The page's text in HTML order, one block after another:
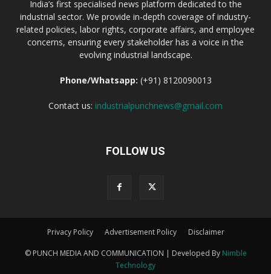
India’s first specialised news platform dedicated to the
industrial sector. We provide in-depth coverage of industry-
related policies, labor rights, corporate affairs, and employee
concerns, ensuring every stakeholder has a voice in the
evolving industrial landscape.
Phone/Whatsapp: (+91) 8120090013
Contact us: industrialpunchnews@gmail.com
FOLLOW US
Privacy Policy Advertisement Policy Disclaimer
© PUNCH MEDIA AND COMMUNICATION | Developed By Nimble
Technology